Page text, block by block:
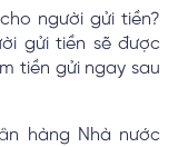
cho người gửi tiền?
gửi tiền sẽ được
tiền gửi ngay sau
hàng Nhà nước